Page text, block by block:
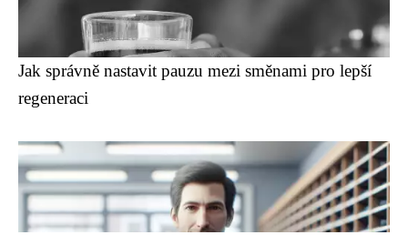
Jak správně nastavit pauzu mezi směnami pro lepší
regeneraci